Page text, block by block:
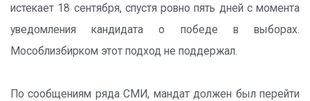
истекает 18 сентября, спустя ровно пять дней с момента
уведомления кандидата о победе в выборах.
Мособлизбирком этот подход не поддержал.
По сообщениям ряда СМИ, мандат должен был перейти